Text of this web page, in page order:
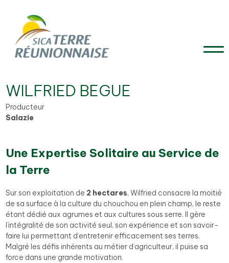
WILFRIED BEGUE
Producteur
Salazie
Une Expertise Solitaire au Service de
la Terre
Sur son exploitation de 2 hectares, Wilfried consacre la moitié
de sa surface à la culture du chouchou en plein champ, le reste
étant dédié aux agrumes et aux cultures sous serre. Il gère
l’intégralité de son activité seul, son expérience et son savoir-
faire lui permettant d’entretenir efficacement ses terres.
Malgré les défis inhérents au métier d’agriculteur, il puise sa
force dans une grande motivation.